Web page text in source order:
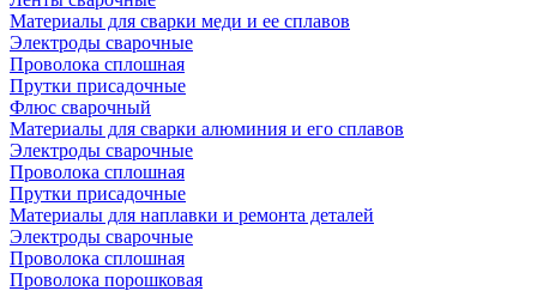
Материалы для сварки меди и ее сплавов
Электроды сварочные
Проволока сплошная
Прутки присадочные
Флюс сварочный
Материалы для сварки алюминия и его сплавов
Электроды сварочные
Проволока сплошная
Прутки присадочные
Материалы для наплавки и ремонта деталей
Электроды сварочные
Проволока сплошная
Проволока порошковая